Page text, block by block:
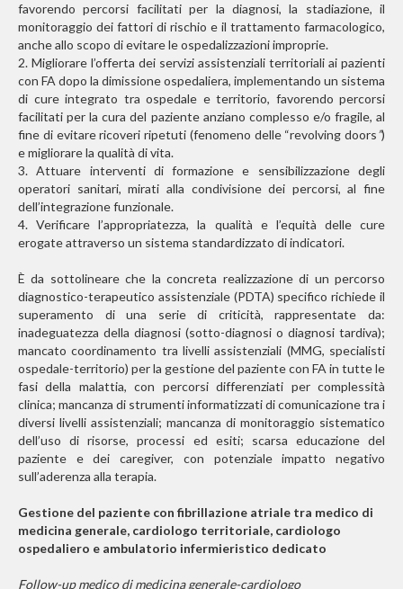
favorendo percorsi facilitati per la diagnosi, la stadiazione, il
monitoraggio dei fattori di rischio e il trattamento farmacologico,
anche allo scopo di evitare le ospedalizzazioni improprie.
2. Migliorare l’offerta dei servizi assistenziali territoriali ai pazienti
con FA dopo la dimissione ospedaliera, implementando un sistema
di cure integrato tra ospedale e territorio, favorendo percorsi
facilitati per la cura del paziente anziano complesso e/o fragile, al
fine di evitare ricoveri ripetuti (fenomeno delle “revolving doors”)
e migliorare la qualità di vita.
3. Attuare interventi di formazione e sensibilizzazione degli
operatori sanitari, mirati alla condivisione dei percorsi, al fine
dell’integrazione funzionale.
4. Verificare l’appropriatezza, la qualità e l’equità delle cure
erogate attraverso un sistema standardizzato di indicatori.
È da sottolineare che la concreta realizzazione di un percorso
diagnostico-terapeutico assistenziale (PDTA) specifico richiede il
superamento di una serie di criticità, rappresentate da:
inadeguatezza della diagnosi (sotto-diagnosi o diagnosi tardiva);
mancato coordinamento tra livelli assistenziali (MMG, specialisti
ospedale-territorio) per la gestione del paziente con FA in tutte le
fasi della malattia, con percorsi differenziati per complessità
clinica; mancanza di strumenti informatizzati di comunicazione tra i
diversi livelli assistenziali; mancanza di monitoraggio sistematico
dell’uso di risorse, processi ed esiti; scarsa educazione del
paziente e dei caregiver, con potenziale impatto negativo
sull’aderenza alla terapia.
Gestione del paziente con fibrillazione atriale tra medico di
medicina generale, cardiologo territoriale, cardiologo
ospedaliero e ambulatorio infermieristico dedicato
Follow-up medico di medicina generale-cardiologo